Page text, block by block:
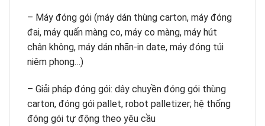
– Máy đóng gói (máy dán thùng carton, máy đóng
đai, máy quấn màng co, máy co màng, máy hút
chân không, máy dán nhãn-in date, máy đóng túi
niêm phong…)
– Giải pháp đóng gói: dây chuyền đóng gói thùng
carton, đóng gói pallet, robot palletizer; hệ thống
đóng gói tự động theo yêu cầu